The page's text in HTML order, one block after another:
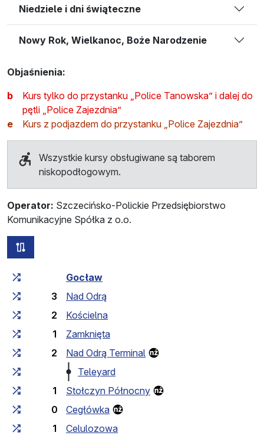
Niedziele i dni świąteczne
Nowy Rok, Wielkanoc, Boże Narodzenie
Objaśnienia:
b
Kurs tylko do przystanku „Police Tanowska” i dalej do
pętli „Police Zajezdnia”
e
Kurs z podjazdem do przystanku „Police Zajezdnia”
Wszystkie kursy obsługiwane są taborem
niskopodłogowym.
Operator: Szczecińsko-Polickie Przedsiębiorstwo
Komunikacyjne Spółka z o.o.
Czas przejazdu narastająco
Gocław
3
Nad Odrą
2
Kościelna
1
Zamknięta
2
Nad Odrą Terminal
Teleyard
1
Stołczyn Północny
0
Cegłówka
1
Celulozowa